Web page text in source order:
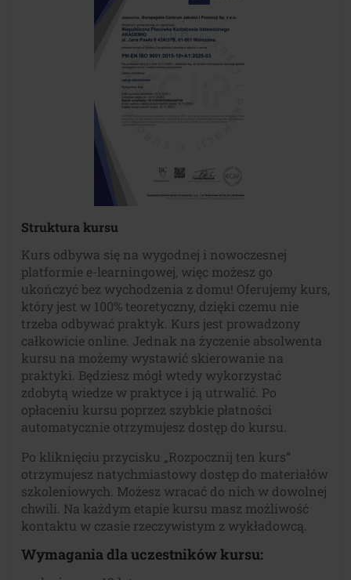
Struktura kursu
Kurs odbywa się na wygodnej i nowoczesnej
platformie e-learningowej, więc możesz go
ukończyć bez wychodzenia z domu! Oferujemy kurs,
który jest w 100% teoretyczny, dzięki czemu nie
trzeba odbywać praktyk. Kurs jest prowadzony
całkowicie online. Jednak na życzenie absolwenta
kursu na możemy wystawić skierowanie na
praktyki. Będziesz mógł wtedy wykorzystać
zdobytą wiedze w praktyce i ją utrwalić. Po
opłaceniu kursu poprzez szybkie płatności
automatycznie otrzymujesz dostęp do kursu.
Po kliknięciu przycisku „Rozpocznij ten kurs”
otrzymujesz natychmiastowy dostęp do materiałów
szkoleniowych. Możesz wracać do nich w dowolnej
chwili. Na każdym etapie kursu masz możliwość
kontaktu w czasie rzeczywistym z wykładowcą.
Wymagania dla uczestników kursu: